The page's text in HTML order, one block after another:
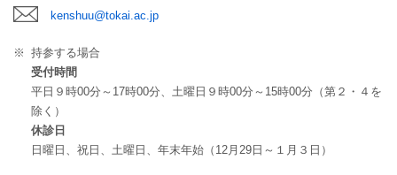
kenshuu@tokai.ac.jp
※ 持参する場合
受付時間
平日９時00分～17時00分、土曜日９時00分～15時00分（第２・４を
除く）
休診日
日曜日、祝日、土曜日、年末年始（12月29日～１月３日）